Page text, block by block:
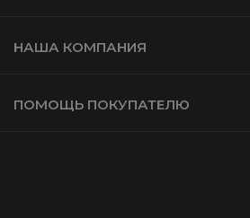
НАША КОМПАНИЯ
ПОМОЩЬ ПОКУПАТЕЛЮ